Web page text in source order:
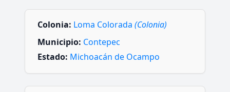
Colonia: Loma Colorada (Colonia)
Municipio: Contepec
Estado: Michoacán de Ocampo